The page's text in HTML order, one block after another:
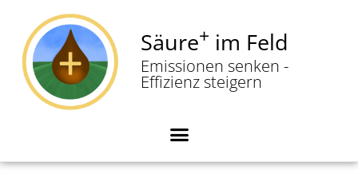
Zum
Inhalt
springen
Säure+ im Feld
Emissionen senken -
Effizienz steigern